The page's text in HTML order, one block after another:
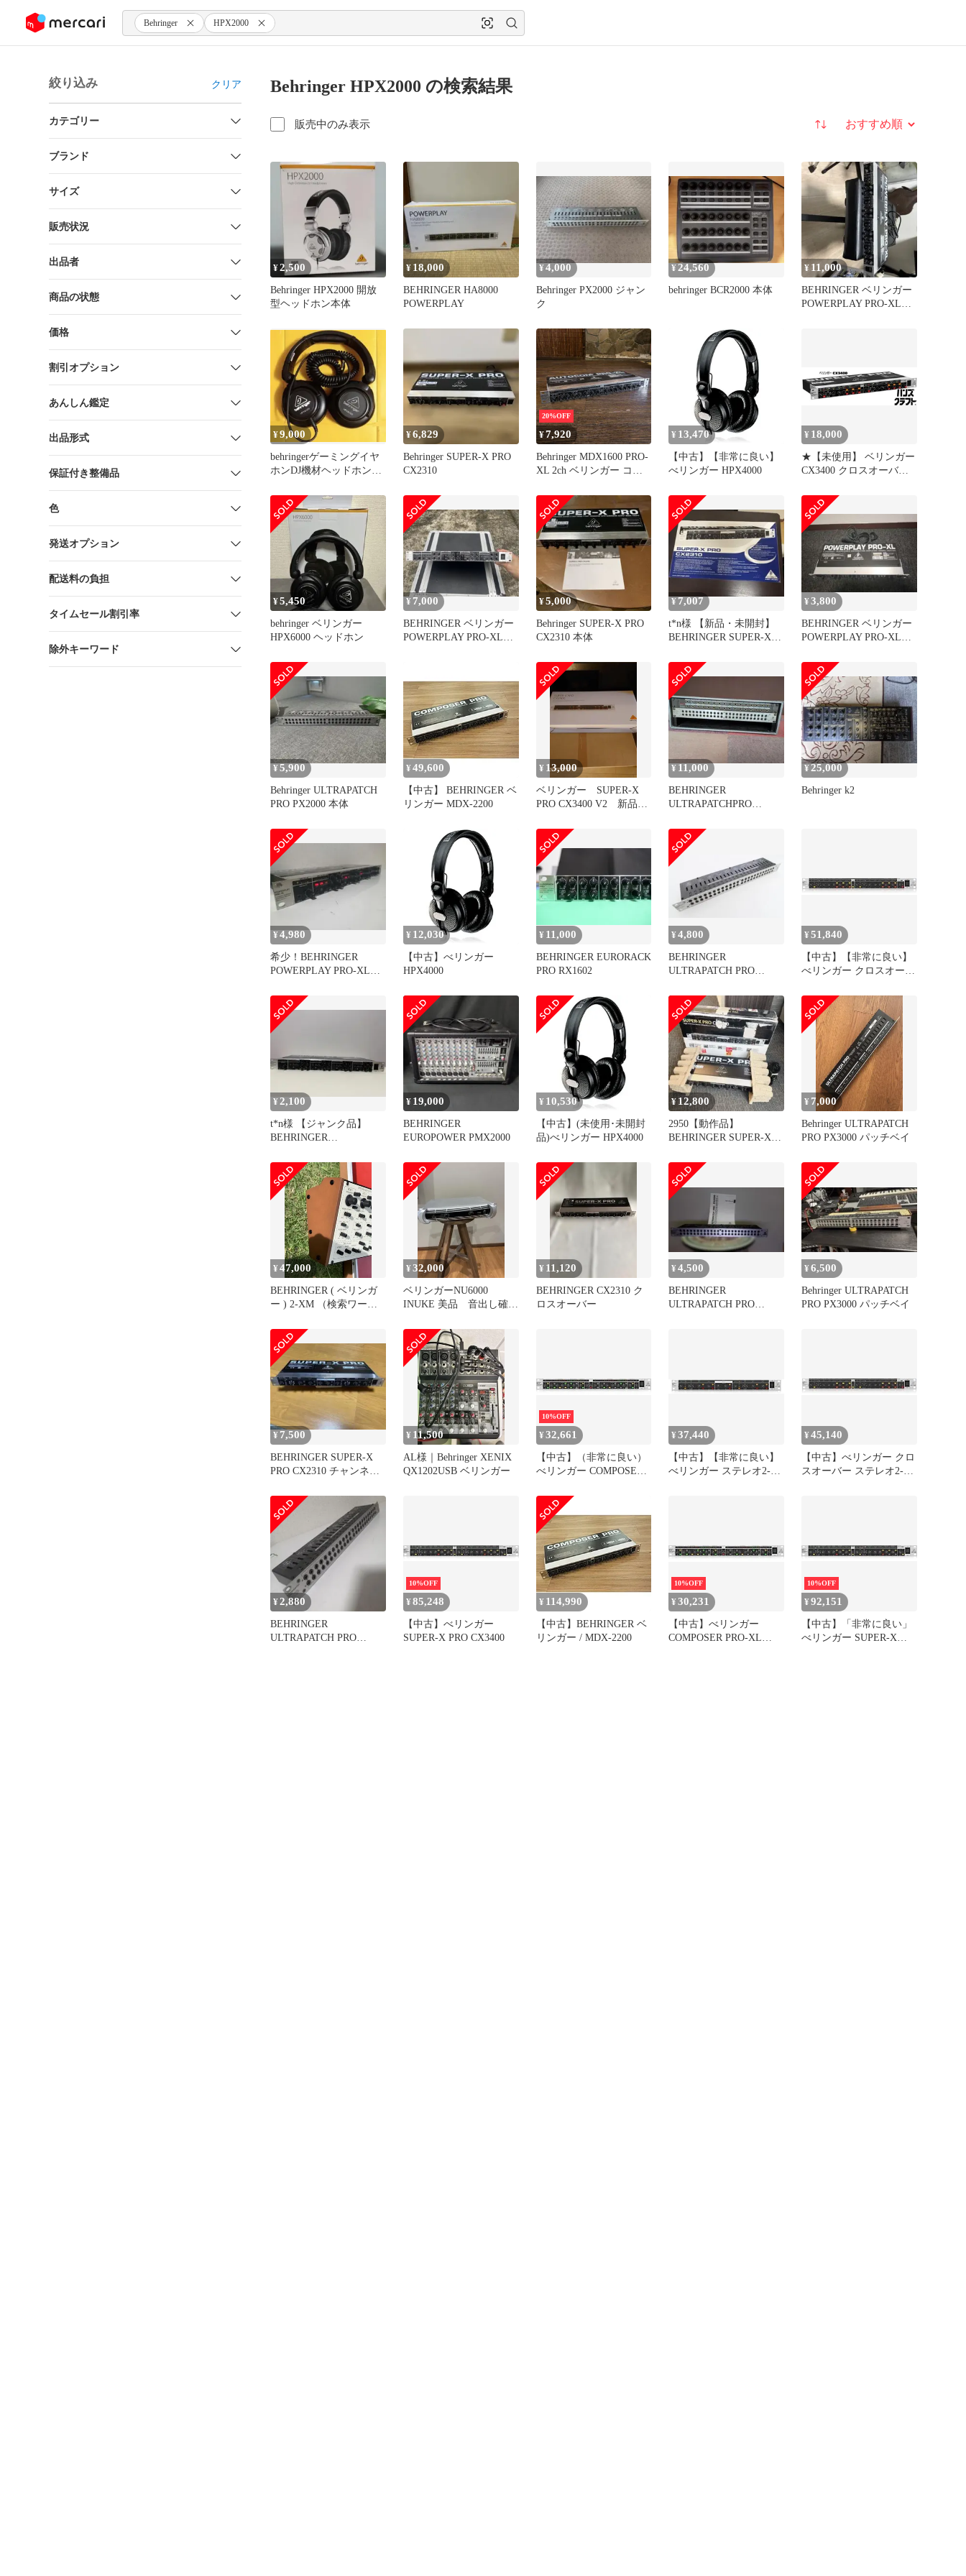
ツにスキップ Behringer HPX2000
絞り込み クリア
カテゴリー
ブランド
サイズ
販売状況
出品者
商品の状態
価格
割引オプション
あんしん鑑定
出品形式
保証付き整備品
色
発送オプション
配送料の負担
タイムセール割引率
除外キーワード
Behringer HPX2000 の検索結果
販売中のみ表示 並び替え
¥2,500
Behringer HPX2000 開放
型ヘッドホン本体
¥ 18,000
BEHRINGER HA8000
POWERPLAY
¥4,000
Behringer PX2000 ジャン
ク
¥ 24,560
behringer BCR2000 本体
¥ 11,000
BEHRINGER ベリンガー
POWERPLAY PRO-XL
¥9,000
behringerゲーミングイヤ
ホンDJ機材ヘッドホン重
¥6,829
Behringer SUPER-X PRO
CX2310
20%OFF
¥7,920
Behringer MDX1600 PRO-
XL 2ch ベリンガー コン
ダー / リミッター
¥ 13,470
【中古】【非常に良い】
べリンガー HPX4000
¥ 18,000
★【未使用】 ベリンガー
CX3400 クロスオーバー
PRO【新古品】【中古】
¥5,450
behringer ベリンガー
HPX6000 ヘッドホン
¥ 7,000
BEHRINGER ベリンガー
POWERPLAY PRO-XL
¥5,000
Behringer SUPER-X PRO
CX2310 本体
¥ 7,007
t*n様 【新品・未開封】
BEHRINGER SUPER-X
¥3,800
BEHRINGER ベリンガー
POWERPLAY PRO-XL
¥5,900
Behringer ULTRAPATCH
PRO PX2000 本体
¥ 49,600
【中古】 BEHRINGER ベ
リンガー MDX-2200
¥ 13,000
ベリンガー SUPER-X
PRO CX3400 V2 新品未
¥ 11,000
BEHRINGER
ULTRAPATCHPRO
き
¥ 25,000
Behringer k2
¥4,980
希少！BEHRINGER
POWERPLAY PRO-XL
¥ 12,030
【中古】べリンガー
HPX4000
¥ 11,000
BEHRINGER EURORACK
PRO RX1602
¥4,800
BEHRINGER
ULTRAPATCH PRO
¥51,840
【中古】【非常に良い】
べリンガー クロスオーバ
モノラル4-Way SUPER-X
PRO CX3400 V2 mxn26g8
¥ 2,100
t*n様 【ジャンク品】
BEHRINGER
¥ 19,000
BEHRINGER
EUROPOWER PMX2000
¥ 10,530
【中古】(未使用･未開封
品)べリンガー HPX4000
¥12,800
2950【動作品】
BEHRINGER SUPER-X
¥ 7,000
Behringer ULTRAPATCH
PRO PX3000 パッチベイ
¥47,000
BEHRINGER ( ベリンガ
ー ) 2-XM （検索ワード
¥32,000
ベリンガーNU6000
INUKE 美品 音出し確認
す！
¥ 11,120
BEHRINGER CX2310 ク
ロスオーバー
¥4,500
BEHRINGER
ULTRAPATCH PRO
¥6,500
Behringer ULTRAPATCH
PRO PX3000 パッチベイ
¥ 7,500
BEHRINGER SUPER-X
PRO CX2310 チャンネル
¥ 11,500
AL様｜Behringer XENIX
QX1202USB ベリンガー
10%OFF
¥32,661
【中古】（非常に良い）
べリンガー COMPOSER
¥37,440
【中古】【非常に良い】
べリンガー ステレオ2-
¥45,140
【中古】べリンガー クロ
スオーバー ステレオ2-
¥2,880
BEHRINGER
ULTRAPATCH PRO
10%OFF
¥85,248
【中古】べリンガー
SUPER-X PRO CX3400
¥ 114,990
【中古】BEHRINGER ベ
リンガー / MDX-2200
10%OFF
¥30,231
【中古】べリンガー
COMPOSER PRO-XL
10%OFF
¥92,151
【中古】「非常に良い」
べリンガー SUPER-X